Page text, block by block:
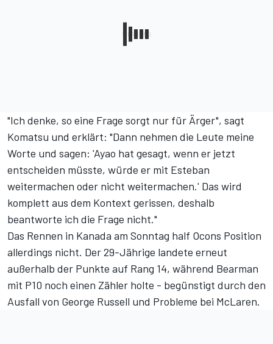
"Ich denke, so eine Frage sorgt nur für Ärger", sagt
Komatsu und erklärt: "Dann nehmen die Leute meine
Worte und sagen: 'Ayao hat gesagt, wenn er jetzt
entscheiden müsste, würde er mit Esteban
weitermachen oder nicht weitermachen.' Das wird
komplett aus dem Kontext gerissen, deshalb
beantworte ich die Frage nicht."
Das Rennen in Kanada am Sonntag half Ocons Position
allerdings nicht. Der 29-Jährige landete erneut
außerhalb der Punkte auf Rang 14, während Bearman
mit P10 noch einen Zähler holte - begünstigt durch den
Ausfall von George Russell und Probleme bei McLaren.